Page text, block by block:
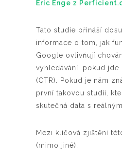
Eric Enge z
Tato studie přináší
informace o tom, jak
Google ovlivňují
vyhledávání, pokud
(CTR). Pokud je nám
první takovou studii,
skutečná data s
Mezi klíčová zjištění
(mimo jiné):